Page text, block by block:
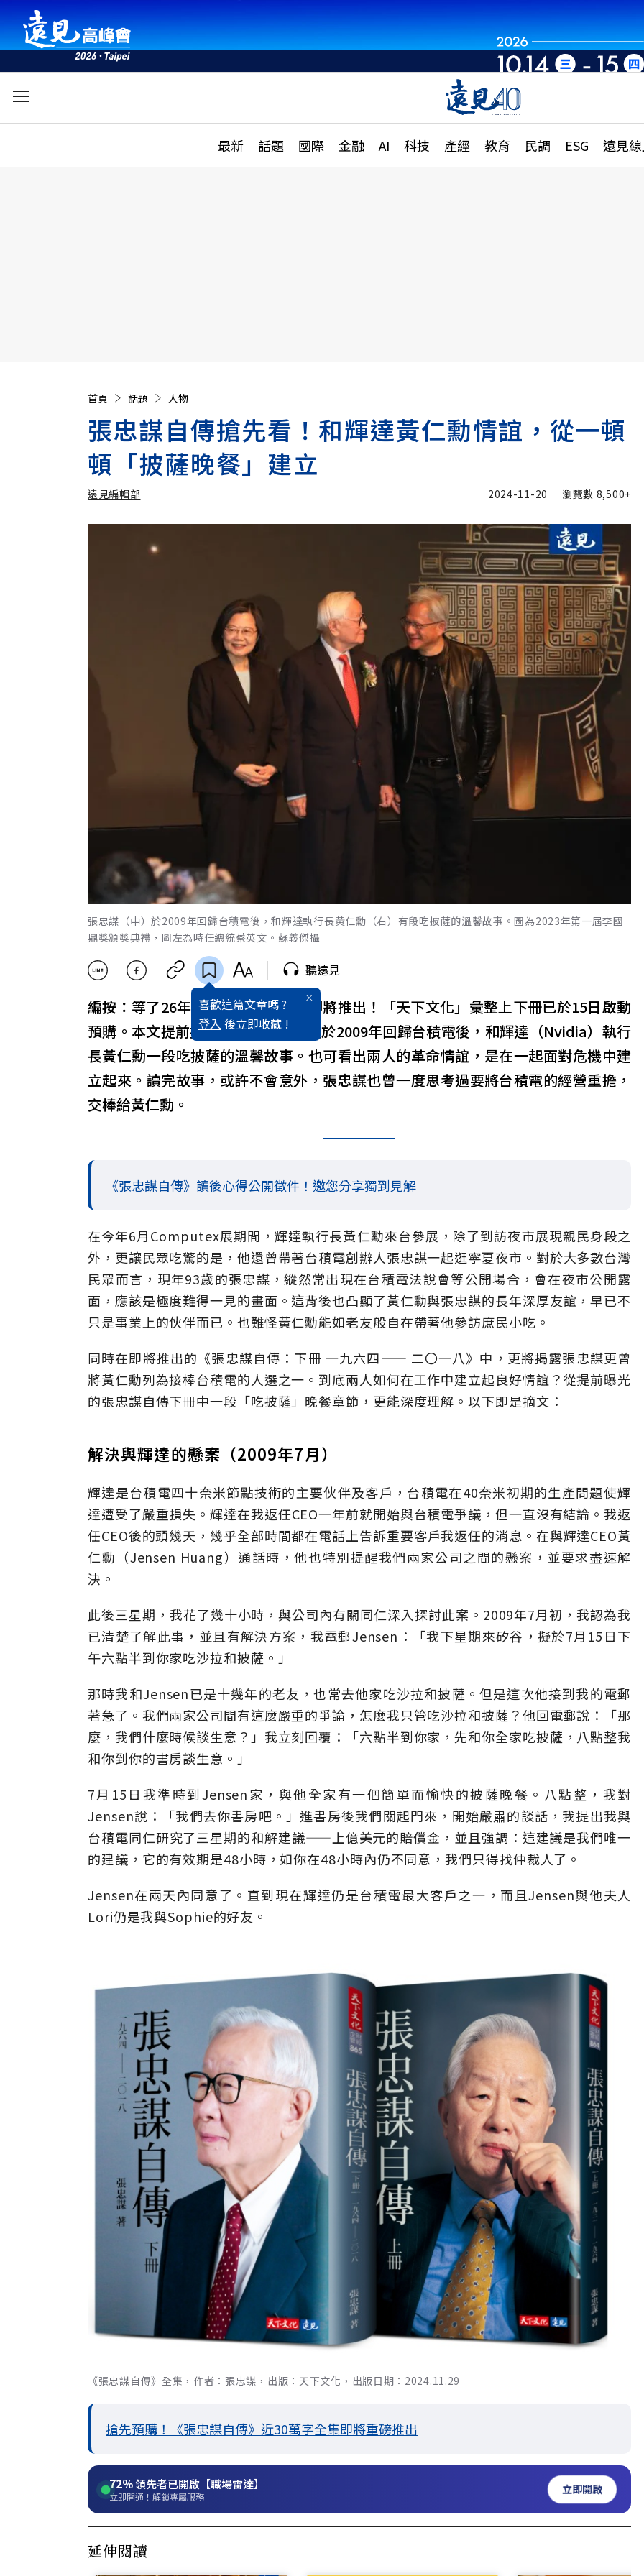
最新 話題 國際 金融 AI 科技 產經 教育 民調 ESG 遠見
活動
話題
國際
特輯
大學升學、職涯攻略
縣市施政調查全解析
首頁 話題 人物
張忠謀自傳搶先看！和輝達黃仁勳情誼，從一頓
頓「披薩晚餐」建立
遠見編輯部 2024-11-20 瀏覽數 8,500+
張忠謀（中）於2009年回歸台積電後，和輝達執行長黃仁勳（右）有段吃披薩的溫馨故事。圖為2023年第一屆李國
鼎獎頒獎典禮，圖左為時任總統蔡英文。蘇義傑攝
喜歡這篇文章嗎 ?
登入 後立即收藏 !
聽遠見
編按：等了26年的張忠謀自傳下冊即將推出！「天下文化」彙整上下冊已於15日啟動
預購。本文提前揭露下冊中，張忠謀於2009年回歸台積電後，和輝達（Nvidia）執行
長黃仁勳一段吃披薩的溫馨故事。也可看出兩人的革命情誼，是在一起面對危機中建
立起來。讀完故事，或許不會意外，張忠謀也曾一度思考過要將台積電的經營重擔，
交棒給黃仁勳。
《張忠謀自傳》讀後心得公開徵件！邀您分享獨到見解
在今年6月Computex展期間，輝達執行長黃仁勳來台參展，除了到訪夜市展現親民身段之
外，更讓民眾吃驚的是，他還曾帶著台積電創辦人張忠謀一起逛寧夏夜市。對於大多數台灣
民眾而言，現年93歲的張忠謀，縱然常出現在台積電法說會等公開場合，會在夜市公開露
面，應該是極度難得一見的畫面。這背後也凸顯了黃仁勳與張忠謀的長年深厚友誼，早已不
只是事業上的伙伴而已。也難怪黃仁勳能如老友般自在帶著他參訪庶民小吃。
同時在即將推出的《張忠謀自傳：下冊 一九六四—— 二〇一八》中，更將揭露張忠謀更曾
將黃仁勳列為接棒台積電的人選之一。到底兩人如何在工作中建立起良好情誼？從提前曝光
的張忠謀自傳下冊中一段「吃披薩」晚餐章節，更能深度理解。以下即是摘文：
解決與輝達的懸案（2009年7月）
輝達是台積電四十奈米節點技術的主要伙伴及客戶，台積電在40奈米初期的生產問題使輝
達遭受了嚴重損失。輝達在我返任CEO一年前就開始與台積電爭議，但一直沒有結論。我返
任CEO後的頭幾天，幾乎全部時間都在電話上告訴重要客戶我返任的消息。在與輝達CEO黃
仁勳（Jensen Huang）通話時，他也特別提醒我們兩家公司之間的懸案，並要求盡速解
決。
此後三星期，我花了幾十小時，與公司內有關同仁深入探討此案。2009年7月初，我認為我
已清楚了解此事，並且有解決方案，我電郵Jensen：「我下星期來矽谷，擬於7月15日下
午六點半到你家吃沙拉和披薩。」
那時我和Jensen已是十幾年的老友，也常去他家吃沙拉和披薩。但是這次他接到我的電郵
著急了。我們兩家公司間有這麼嚴重的爭論，怎麼我只管吃沙拉和披薩？他回電郵說：「那
麼，我們什麼時候談生意？」我立刻回覆：「六點半到你家，先和你全家吃披薩，八點整我
和你到你的書房談生意。」
7月15日我準時到Jensen家，與他全家有一個簡單而愉快的披薩晚餐。八點整，我對
Jensen說：「我們去你書房吧。」進書房後我們關起門來，開始嚴肅的談話，我提出我與
台積電同仁研究了三星期的和解建議——上億美元的賠償金，並且強調：這建議是我們唯一
的建議，它的有效期是48小時，如你在48小時內仍不同意，我們只得找仲裁人了。
Jensen在兩天內同意了。直到現在輝達仍是台積電最大客戶之一，而且Jensen與他夫人
Lori仍是我與Sophie的好友。
《張忠謀自傳》全集，作者：張忠謀，出版：天下文化，出版日期：2024.11.29
搶先預購！《張忠謀自傳》近30萬字全集即將重磅推出
72%領先者已開啟【職場雷達】
立即開通！解鎖專屬服務
立即開啟
延伸閱讀